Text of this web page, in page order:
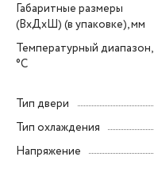
Габаритные размеры
(ВxДxШ) (в упаковке), мм
Температурный диапазон,
°C
Тип двери
Тип охлаждения
Напряжение